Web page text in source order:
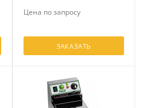
Цена по запросу
ЗАКАЗАТЬ